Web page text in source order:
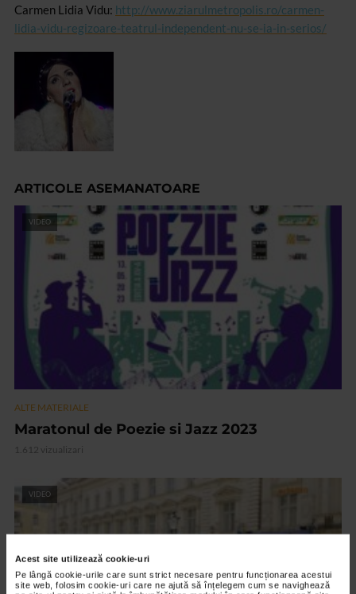
Acest site utilizează cookie-uri
Pe lângă cookie-urile care sunt strict necesare pentru funcționarea acestui
site web, folosim cookie-uri care ne ajută să înțelegem cum se navighează
Carmen Lidia Vidu: http://www.ziarulmetropolis.ro/carmen-
lidia-vidu-regizoare-teatrul-independent-nu-se-ia-in-serios/
ARTICOLE ASEMANATOARE
VIDEO
ALTE MATERIALE
Maratonul de Poezie si Jazz 2023
1.612 vizualizari
VIDEO